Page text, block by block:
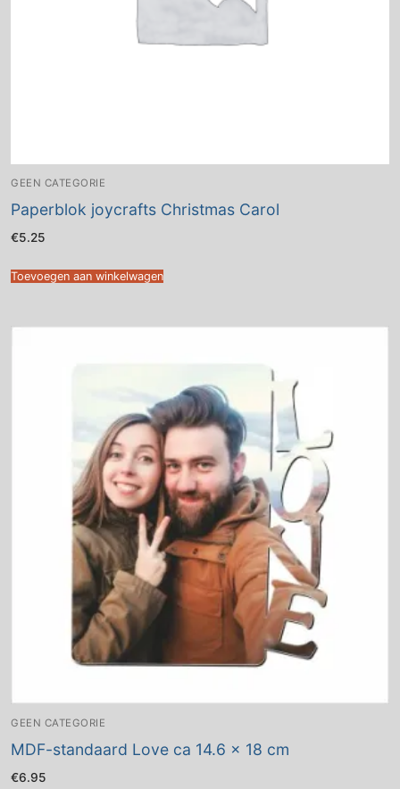
GEEN CATEGORIE
Paperblok joycrafts Christmas Carol
€5.25
Toevoegen aan winkelwagen
GEEN CATEGORIE
MDF-standaard Love ca 14.6 x 18 cm
€6.95